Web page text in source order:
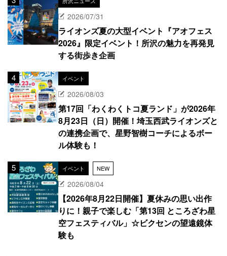
2026/07/31
ライオンズ夏の大型イベント『アオフェス
2026』限定イベント！所沢の魅力を再発見
する街歩き企画
イベント
2026/08/03
第17回「わくわくトコ夏ランド」が2026年
8月23日（日）開催！埼玉西武ライオンズと
の連携企画で、星野智樹コーチによるボー
ル体験も！
イベント NEW
2026/08/04
【2026年8月22日開催】夏休みの思い出作
りに！親子で楽しむ「第13回 ところざわ星
空フェスティバル」☆ビクセンの望遠鏡体
験も